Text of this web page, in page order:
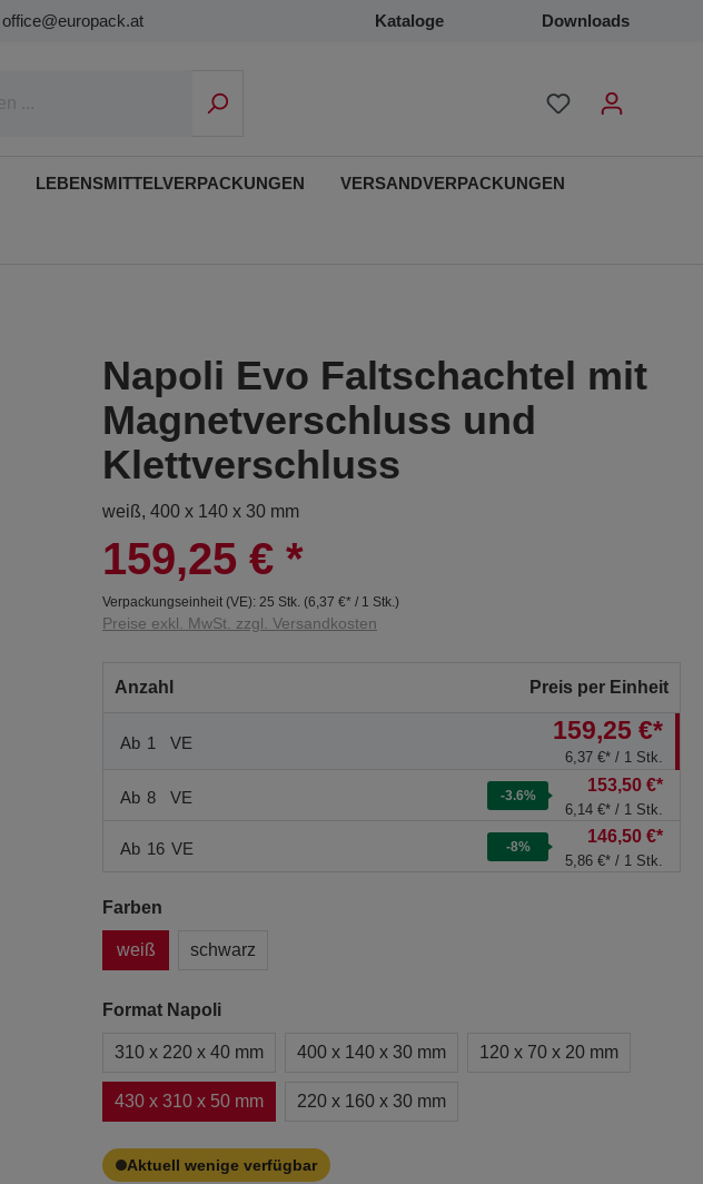
office@europack.at Kataloge Downloads
LEBENSMITTELVERPACKUNGEN VERSANDVERPACKUNGEN
Napoli Evo Faltschachtel mit
Magnetverschluss und
Klettverschluss
weiß, 400 x 140 x 30 mm
159,25 € *
Verpackungseinheit (VE): 25 Stk. (6,37 €* / 1 Stk.)
Preise exkl. MwSt. zzgl. Versandkosten
Anzahl Preis per Einheit
Ab 1 VE 159,25 €*
6,37 €* / 1 Stk.
Ab 8 VE -3.6%
153,50 €*
6,14 €* / 1 Stk.
Ab 16 VE -8%
146,50 €*
5,86 €* / 1 Stk.
Farben
weiß schwarz
Format Napoli
310 x 220 x 40 mm 400 x 140 x 30 mm 120 x 70 x 20 mm
430 x 310 x 50 mm 220 x 160 x 30 mm
Aktuell wenige verfügbar